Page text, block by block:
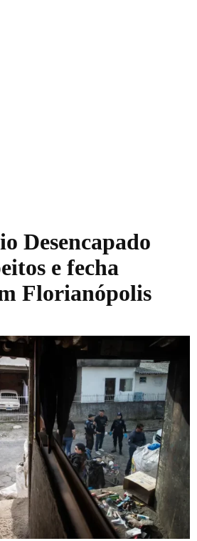
Desencapado
e fecha
Florianópolis